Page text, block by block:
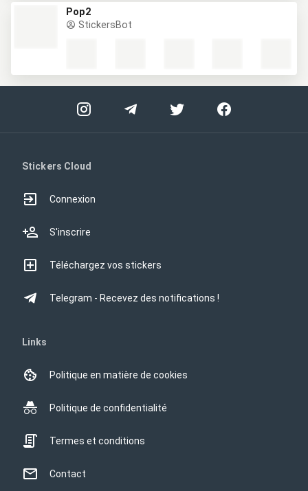
Pop2
StickersBot
Stickers Cloud
Connexion
S'inscrire
Téléchargez vos stickers
Telegram - Recevez des notifications !
Links
Politique en matière de cookies
Politique de confidentialité
Termes et conditions
Contact